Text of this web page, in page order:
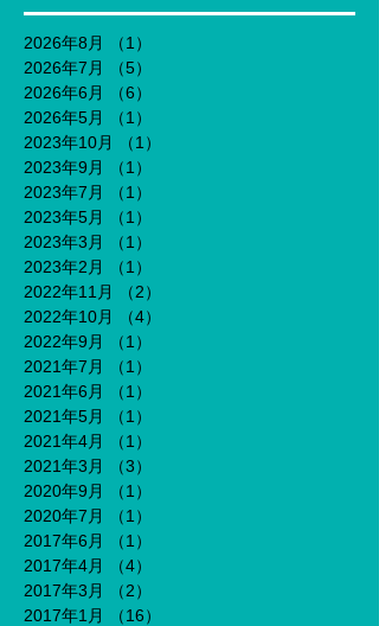
2026年8月 （1）
2026年7月
（5）
2026年6月
（6）
2026年5月
（1）
2023年10月
（1）
2023年9月
（1）
2023年7月
（1）
2023年5月
（1）
2023年3月
（1）
2023年2月
（1）
2022年11月
（2）
2022年10月
（4）
2022年9月
（1）
2021年7月
（1）
2021年6月
（1）
2021年5月
（1）
2021年4月
（1）
2021年3月
（3）
2020年9月
（1）
2020年7月
（1）
2017年6月
（1）
2017年4月
（4）
2017年3月
（2）
2017年1月
（16）